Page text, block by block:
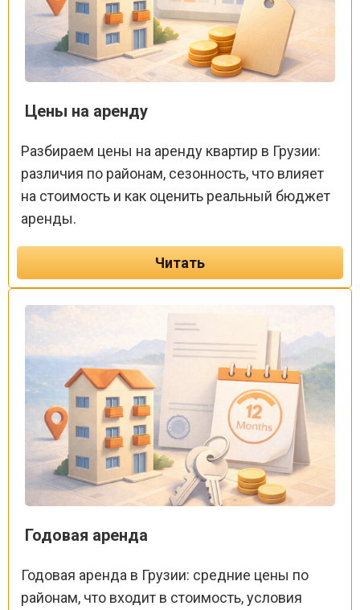
Цены на аренду
Разбираем цены на аренду квартир в Грузии:
различия по районам, сезонность, что влияет
на стоимость и как оценить реальный бюджет
аренды.
Читать
Годовая аренда
Годовая аренда в Грузии: средние цены по
районам, что входит в стоимость, условия